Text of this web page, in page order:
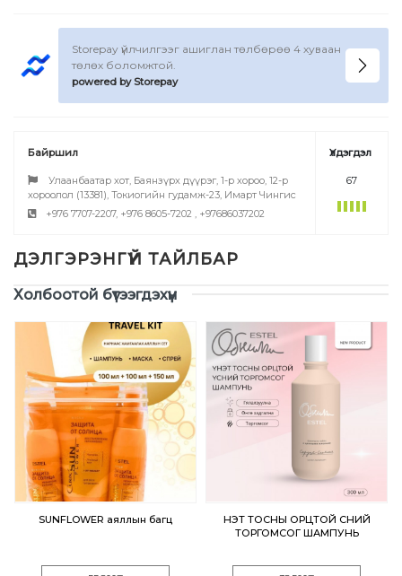
Storepay үйлчилгээг ашиглан төлбөрөө 4 хуваан
төлөх боломжтой.
powered by Storepay
Байршил
Улаанбаатар хот, Баянзүрх дүүрэг, 1-р хороо, 12-р
хороолол (13381), Токиогийн гудамж-23, Имарт Чингис
+976 7707-2207, +976 8605-7202 , +97686037202
Үлдэгдэл
67
Үзүүлэлтүүд
Холбоотой бүтээгдэхүүн
SUNFLOWER аяллын багц
ҮНЭТ ТОСНЫ ОРЦТОЙ ҮСНИЙ
ТОРГОМСОГ ШАМПУНЬ